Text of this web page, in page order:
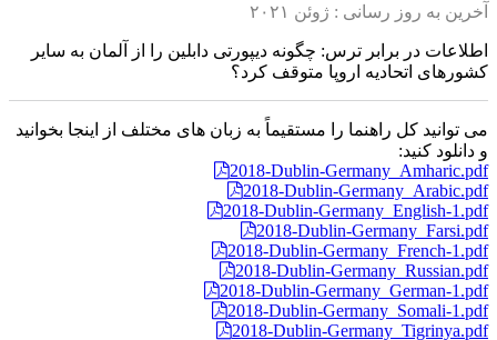
آخرین به روز رسانی : ژوئن ۲۰۲۱
اطلاعات در برابر ترس: چگونه دیپورتی دابلین را از آلمان به سایر
کشورهای اتحادیه اروپا متوقف کرد؟
می توانید کل راهنما را مستقیماً به زبان های مختلف از اینجا بخوانید
و دانلود کنید:
2018-Dublin-Germany_Amharic.pdf
2018-Dublin-Germany_Arabic.pdf
2018-Dublin-Germany_English-1.pdf
2018-Dublin-Germany_Farsi.pdf
2018-Dublin-Germany_French-1.pdf
2018-Dublin-Germany_Russian.pdf
2018-Dublin-Germany_German-1.pdf
2018-Dublin-Germany_Somali-1.pdf
2018-Dublin-Germany_Tigrinya.pdf